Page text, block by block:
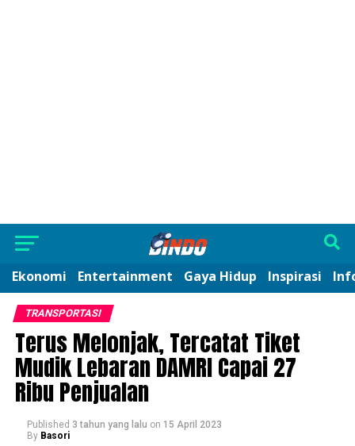
Ekonomi Entertainment Gaya Hidup Inspirasi
TRANSPORTASI
Terus Melonjak, Tercatat Tiket
Mudik Lebaran DAMRI Capai 27
Ribu Penjualan
Published 3 tahun yang lalu on 15 April 2023
By Basori